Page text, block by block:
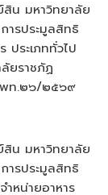
สิน มหาวิทยาลัย
ารประมูลสิทธิ
ประเภททั่วไป
ยราชภัฏ
พท.๒๖/๒๕๖๙
สิน มหาวิทยาลัย
ารประมูลสิทธิ
ำหน่ายอาหาร